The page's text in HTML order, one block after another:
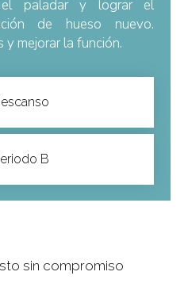
paladar y lograr el
de hueso nuevo.
y mejorar la función.
B
sin compromiso